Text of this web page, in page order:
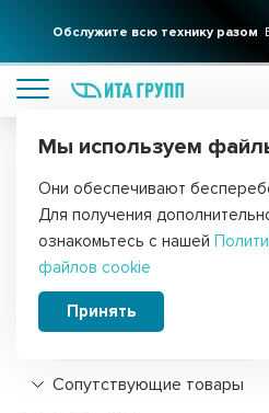
Обслужите всю технику разом
Фильтры для вашего домаРешения
Главная Запчасти для мелкой
Ведро для
210BC-SS с лопаткой,
Подробнее
Сопутствующие товары
Мы используем
Они обеспечивают
Для получения
ознакомьтесь с нашей
файлов cookie
Принять